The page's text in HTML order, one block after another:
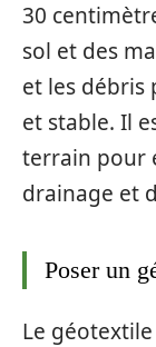
30
sol et des
et les débris
et stable. Il
terrain pour
drainage et
Poser un
Le